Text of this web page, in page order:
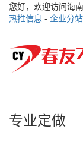
您好，欢迎访问海
热推信息 - 企业分站
专业定做